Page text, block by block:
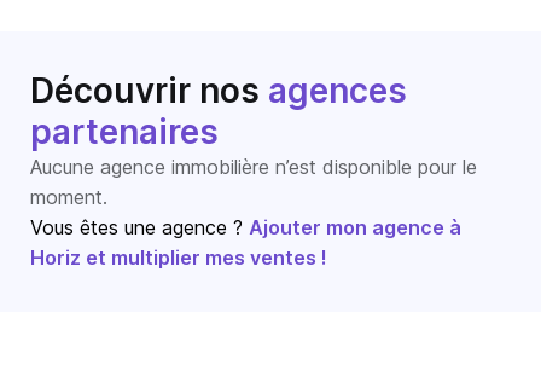
Découvrir nos agences
partenaires
Aucune agence immobilière n’est disponible pour le
moment.
Vous êtes une agence ? Ajouter mon agence à
Horiz et multiplier mes ventes !